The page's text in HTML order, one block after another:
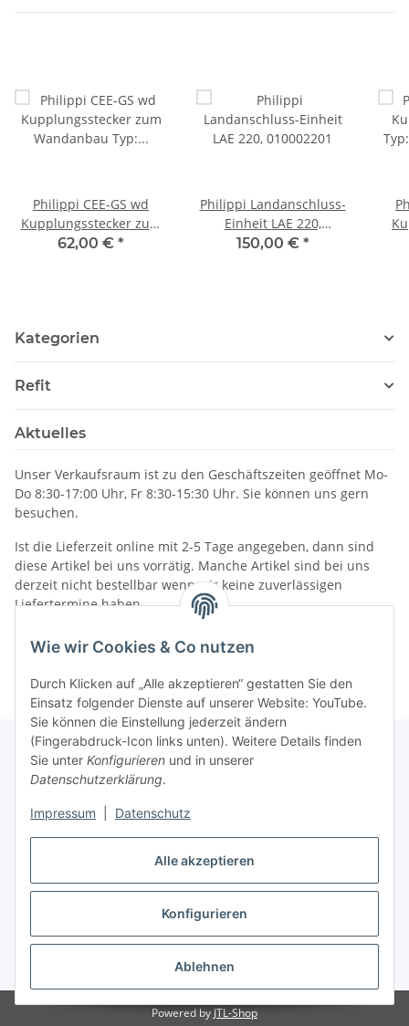
Alle akzeptieren
Konfigurieren
Ablehnen
Wie wir Cookies & Co nutzen
Durch Klicken auf „Alle akzeptieren“ gestatten Sie den
Einsatz folgender Dienste auf unserer Website: YouTube.
Sie können die Einstellung jederzeit ändern
(Fingerabdruck-Icon links unten). Weitere Details finden
Sie unter Konfigurieren und in unserer
Datenschutzerklärung.
Impressum Datenschutz
Philippi CEE-GS wd
Kupplungsstecker zum
Wandanbau Typ: GS-wd,
62,00 € *
Philippi Landanschluss-
Einheit LAE 220,
010002201
150,00 € *
Kategorien
Refit
Aktuelles
Unser Verkaufsraum ist zu den Geschäftszeiten geöffnet Mo-
Do 8:30-17:00 Uhr, Fr 8:30-15:30 Uhr. Sie können uns gern
besuchen.
Ist die Lieferzeit online mit 2-5 Tage angegeben, dann sind
diese Artikel bei uns vorrätig. Manche Artikel sind bei uns
derzeit nicht bestellbar wenn wir keine zuverlässigen
Liefertermine haben.
Informationen
Gesetzliche Informationen
Vertrag widerrufen
* Alle Preise inkl. gesetzlicher USt., zzgl.Versand
Powered by JTL-Shop